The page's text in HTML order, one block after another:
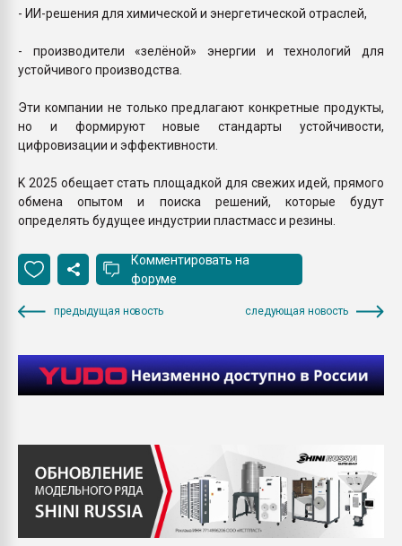
- ИИ-решения для химической и энергетической отраслей,
- производители «зелёной» энергии и технологий для
устойчивого производства.
Эти компании не только предлагают конкретные продукты,
но и формируют новые стандарты устойчивости,
цифровизации и эффективности.
K 2025 обещает стать площадкой для свежих идей, прямого
обмена опытом и поиска решений, которые будут
определять будущее индустрии пластмасс и резины.
Комментировать на
форуме
предыдущая новость следующая новость